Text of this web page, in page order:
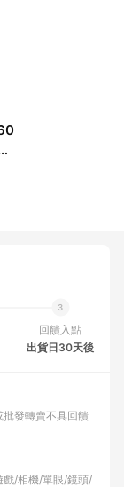
回饋入點
出貨日30天後
批發轉賣不具回饋
/相機/單眼/鏡頭/